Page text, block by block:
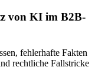
von KI im B2B-
fehlerhafte Fakten
rechtliche Fallstricke